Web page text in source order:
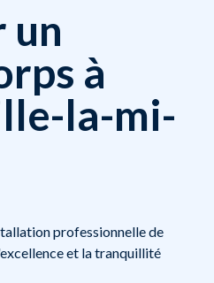
un
à
la-mi-
professionnelle de
et la tranquillité